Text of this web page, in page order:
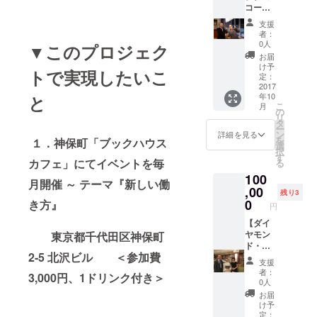
▼このプロジェク
トで実現したいこ
と
１．神保町「ブックハウス
カフェ」にてイベントを毎
月開催 ～ テーマ『新しい働
き方』
東京都千代田区神保町
2-5 北沢ビル ＜参加費
3,000円、1ドリンク付き＞
イン）
での仕
事の悩
みに、
ビジネ
ス書
10000
冊から
答えを
見つけ
まし
た』
（キノ
ス）を2
（2,808
円相
当、希
望者に
著者サ
イン）
３．大
杉潤の
キャリ
ア相談
90分
（コー
コー
ス】
１．イ
ベント
（3,000
円相
当）ま
たは読
書交流
（2,000
円相
当）の
無料参
回分）
２．大
杉潤著
『入社3
年目ま
での仕
事の悩
みに、
ビジネ
ス書
10000
冊から
答えを
支援
者：
0人
お届
け予
定：
2017
年10
月
詳細を見る
こ
の
リ
タ
ー
ン
を
選
択
す
る
100
,00
0 円
残り3
【ダイ
ヤモン
ド・
コー
ス】
１．イ
ベント
（3,000
円相
支援
者：
0人
お届
け予
定：